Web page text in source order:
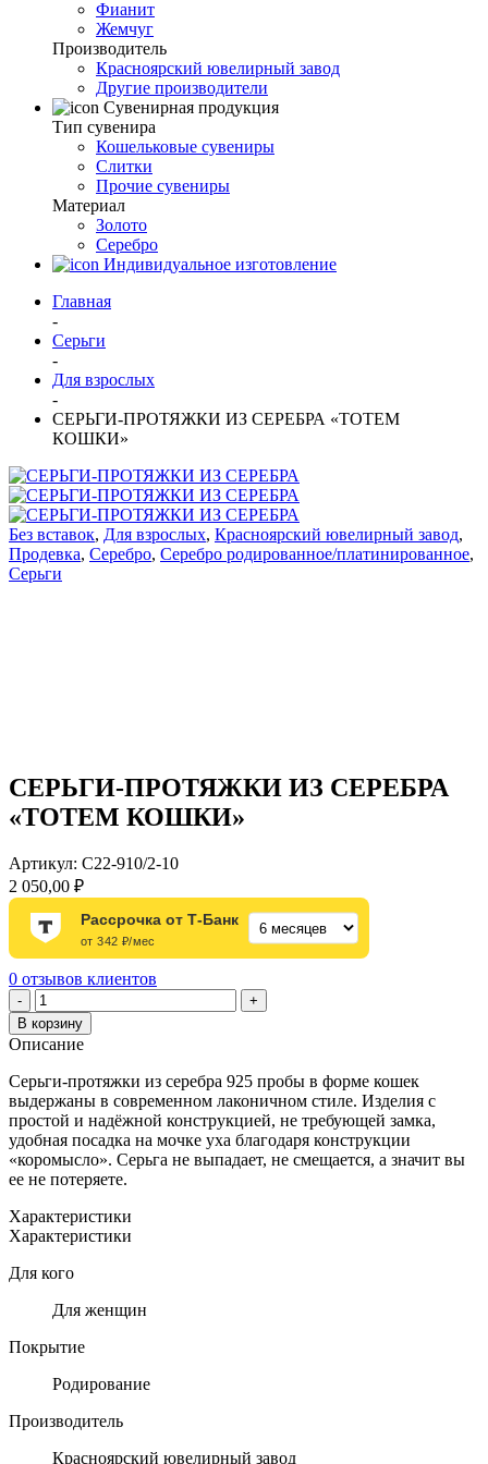
Фианит
Жемчуг
Производитель
Красноярский ювелирный завод
Другие производители
Сувенирная продукция
Тип сувенира
Кошельковые сувениры
Слитки
Прочие сувениры
Материал
Золото
Серебро
Индивидуальное изготовление
Главная
-
Серьги
-
Для взрослых
-
СЕРЬГИ-ПРОТЯЖКИ ИЗ СЕРЕБРА «ТОТЕМ
КОШКИ»
Без вставок, Для взрослых, Красноярский ювелирный завод,
Продевка, Серебро, Серебро родированное/платинированное,
Серьги
СЕРЬГИ-ПРОТЯЖКИ ИЗ СЕРЕБРА
«ТОТЕМ КОШКИ»
Артикул: С22-910/2-10
2 050,00 ₽
Рассрочка от Т-Банк
от 342 ₽/мес
0 отзывов клиентов
-
Количество
товара
СЕРЬГИ-
ПРОТЯЖКИ
ИЗ
СЕРЕБРА
"ТОТЕМ
КОШКИ"
+
В корзину
Описание
Серьги-протяжки из серебра 925 пробы в форме кошек
выдержаны в современном лаконичном стиле. Изделия с
простой и надёжной конструкцией, не требующей замка,
удобная посадка на мочке уха благодаря конструкции
«коромысло». Серьга не выпадает, не смещается, а значит вы
ее не потеряете.
Характеристики
Характеристики
Для кого
Для женщин
Покрытие
Родирование
Производитель
Красноярский ювелирный завод